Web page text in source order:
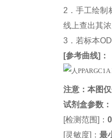
2．手工绘制
线上查出其
3．若标本
[参考曲线]：
注意：本图
试剂盒参数 ：
[检测范围]：
[灵敏度]：最